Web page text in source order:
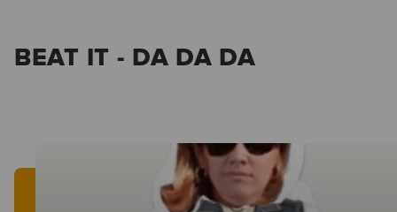
BEAT IT - DA DA DA